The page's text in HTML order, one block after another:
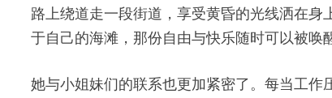
路上绕道走一段街道，享受黄昏的光线洒在
于自己的海滩，那份自由与快乐随时可以被唤
她与小姐妹们的联系也更加紧密了。每当工